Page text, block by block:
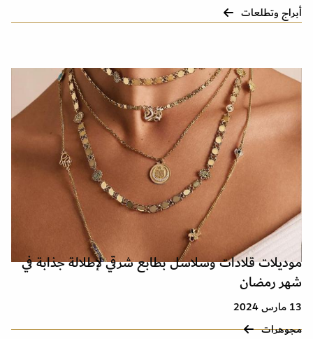
أبراج وتطلعات
موديلات قلادات وسلاسل بطابع شرقي لإطلالة جذابة في
شهر رمضان
13 مارس 2024
مجوهرات